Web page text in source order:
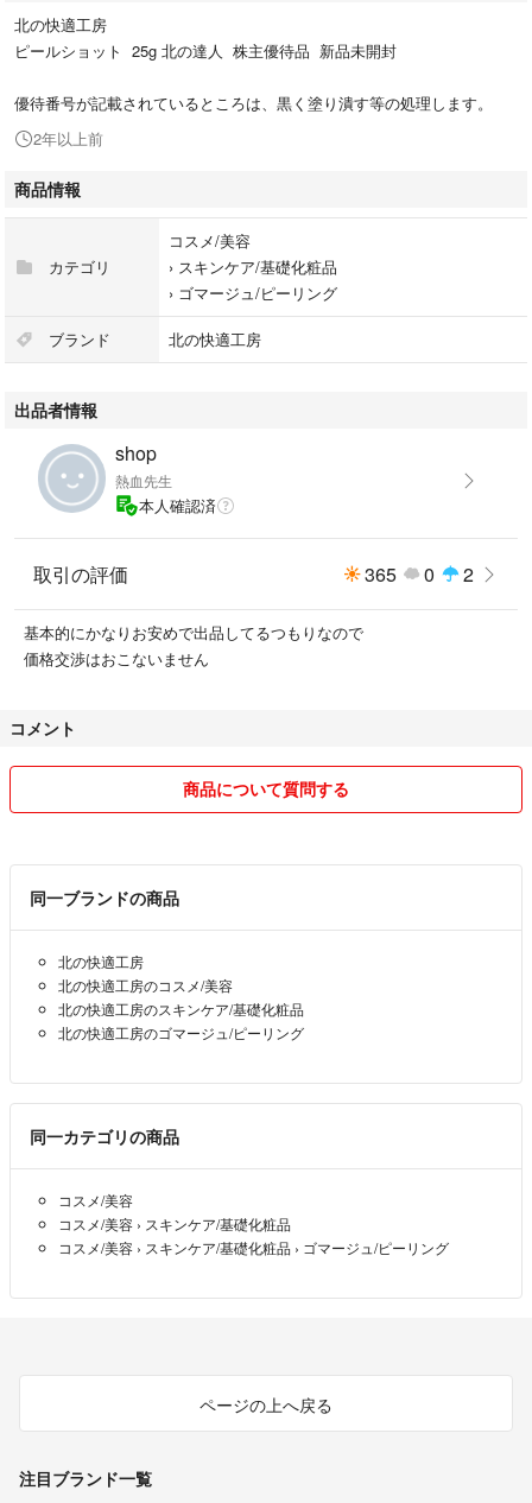
北の快適工房
ピールショット 25g 北の達人 株主優待品 新品未開封
優待番号が記載されているところは、黒く塗り潰す等の処理します。
2年以上前
商品情報
カテゴリ
コスメ/美容
› スキンケア/基礎化粧品
› ゴマージュ/ピーリング
ブランド 北の快適工房
出品者情報
shop
熱血先生
本人確認済
取引の評価 365 0 2
基本的にかなりお安めで出品してるつもりなので
価格交渉はおこないません
コメント
商品について質問する
同一ブランドの商品
北の快適工房
北の快適工房のコスメ/美容
北の快適工房のスキンケア/基礎化粧品
北の快適工房のゴマージュ/ピーリング
同一カテゴリの商品
コスメ/美容
コスメ/美容 › スキンケア/基礎化粧品
コスメ/美容 › スキンケア/基礎化粧品 › ゴマージュ/ピーリング
ページの上へ戻る
注目ブランド一覧